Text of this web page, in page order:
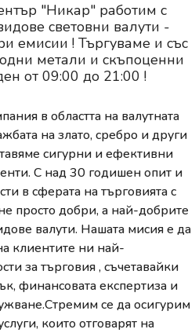
"Никар" работим с
световни валути -
емисии ! Търгуваме и със
метали и скъпоценни
от 09:00 до 21:00 !
в областта на валутната
на злато, сребро и други
сигурни и ефективни
С над 30 годишен опит и
в сферата на търговията с
просто добри, а най-добрите
валути. Нашата мисия е да
клиентите ни най-
за търговия , съчетавайки
финансовата експертиза и
се да осигурим
които отговарят на